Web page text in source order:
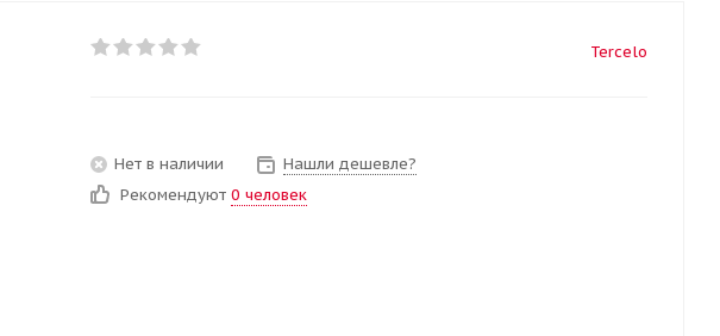
Tercelo
Нет в наличии
Нашли дешевле?
Рекомендуют 0 человек